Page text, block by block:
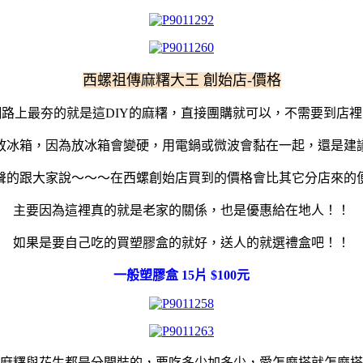
西螺祖傳麻糬大王 創始店-價格
上最夯的就是這DIY的麻糬，直接團購就可以，不需要到店裡
冰箱，因為放冰箱會變硬，用電鍋或微波會黏在一起，還是建
的跟大家說～～～在西螺創始店買到的價格會比其它分店來的
主要因為這裡真的就是老家的關係，也是優惠給在地人！！
如果是要自己吃的買塑膠盒的就好，送人的就選禮盒吧！！
一般塑膠盒 15片 $100元